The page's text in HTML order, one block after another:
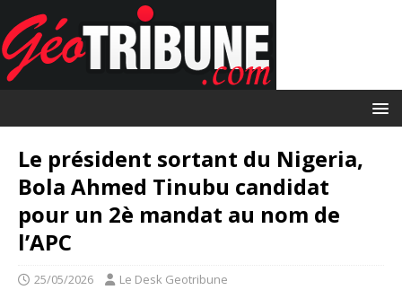
Le président sortant du Nigeria,
Bola Ahmed Tinubu candidat
pour un 2è mandat au nom de
l’APC
25/05/2026 Le Desk Geotribune